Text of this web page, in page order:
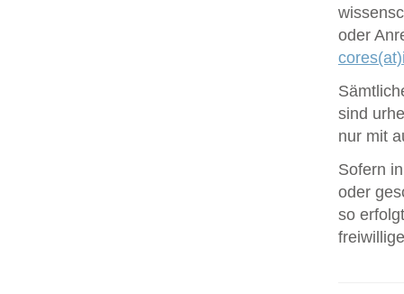
oder
sind
nur mit
Sofern
oder
so